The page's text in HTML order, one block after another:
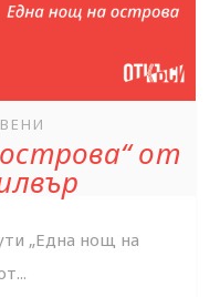
от
„Една нощ на